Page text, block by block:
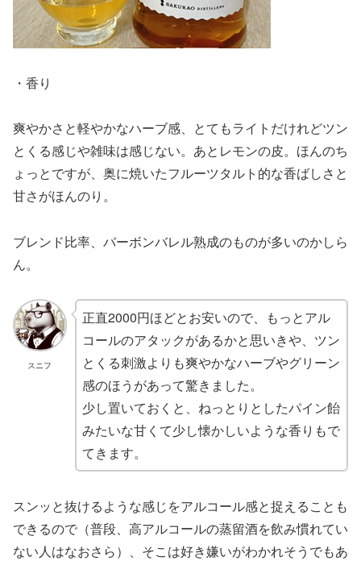
・香り
爽やかさと軽やかなハーブ感、とてもライトだけれどツン
とくる感じや雑味は感じない。あとレモンの皮。ほんのち
ょっとですが、奥に焼いたフルーツタルト的な香ばしさと
甘さがほんのり。
ブレンド比率、バーボンバレル熟成のものが多いのかしら
ん。
スニフ
正直2000円ほどとお安いので、もっとアル
コールのアタックがあるかと思いきや、ツン
とくる刺激よりも爽やかなハーブやグリーン
感のほうがあって驚きました。
少し置いておくと、ねっとりとしたパイン飴
みたいな甘くて少し懐かしいような香りもで
てきます。
スンッと抜けるような感じをアルコール感と捉えることも
できるので（普段、高アルコールの蒸留酒を飲み慣れてい
ない人はなおさら）、そこは好き嫌いがわかれそうでもあ